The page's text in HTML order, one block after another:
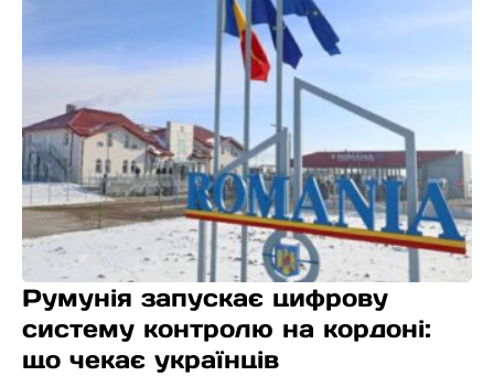
Румунія запускає цифрову
систему контролю на кордоні:
що чекає українців